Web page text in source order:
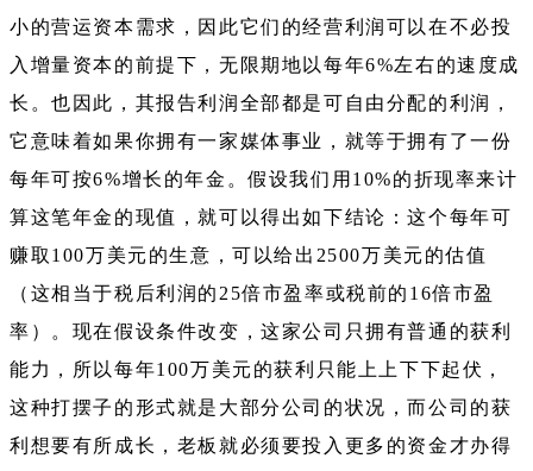
小的营运资本需求，因此它们的经营利润可以在不必投
入增量资本的前提下，无限期地以每年6%左右的速度成
长。也因此，其报告利润全部都是可自由分配的利润，
它意味着如果你拥有一家媒体事业，就等于拥有了一份
每年可按6%增长的年金。假设我们用10%的折现率来计
算这笔年金的现值，就可以得出如下结论：这个每年可
赚取100万美元的生意，可以给出2500万美元的估值
（这相当于税后利润的25倍市盈率或税前的16倍市盈
率）。现在假设条件改变，这家公司只拥有普通的获利
能力，所以每年100万美元的获利只能上上下下起伏，
这种打摆子的形式就是大部分公司的状况，而公司的获
利想要有所成长，老板就必须要投入更多的资金才办得